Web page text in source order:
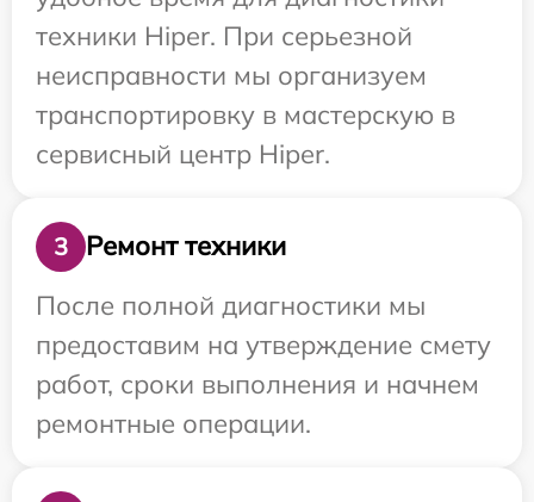
техники Hiper. При серьезной
неисправности мы организуем
транспортировку в мастерскую в
сервисный центр Hiper.
3
Ремонт техники
После полной диагностики мы
предоставим на утверждение смету
работ, сроки выполнения и начнем
ремонтные операции.